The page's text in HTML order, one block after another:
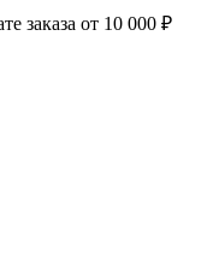
заказа от 10 000 ₽